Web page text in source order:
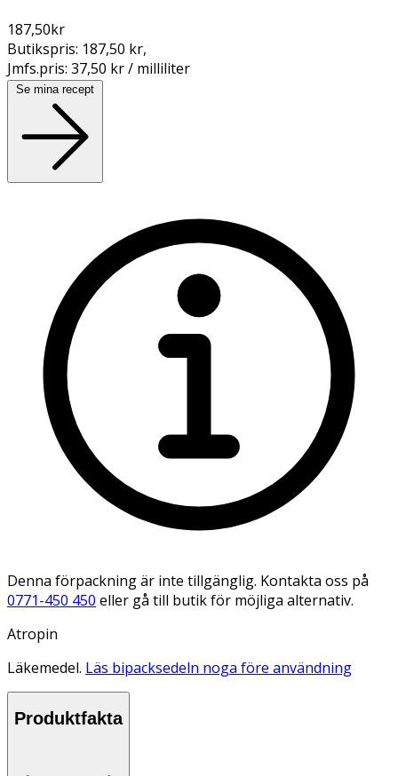
187,50kr
Butikspris: 187,50 kr,
Jmfs.pris: 37,50 kr / milliliter
Se mina recept
Denna förpackning är inte tillgänglig. Kontakta oss på
0771-450 450 eller gå till butik för möjliga alternativ.
Atropin
Läkemedel. Läs bipacksedeln noga före användning
Produktfakta